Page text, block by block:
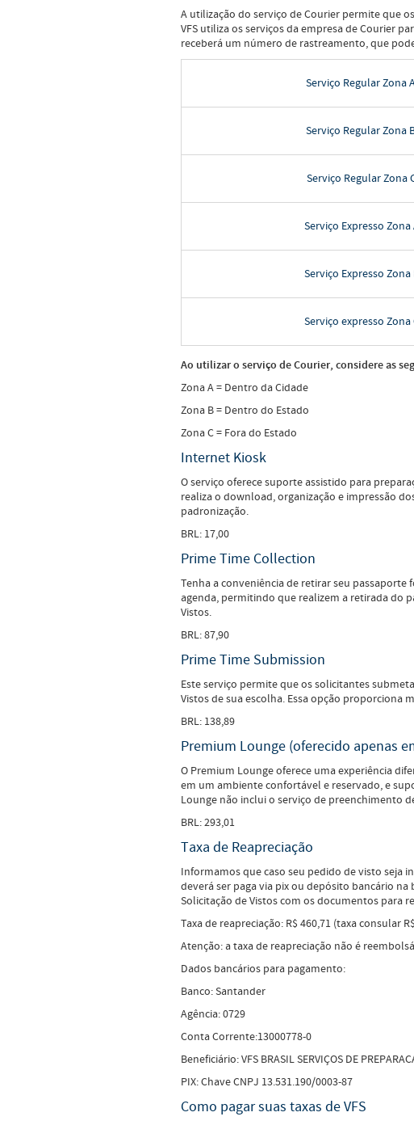
A utilização do serviço de Courier permite que
VFS utiliza os serviços da empresa de Courier
receberá um número de rastreamento, que
Serviço Regular Zona
Serviço Regular Zona
Serviço Regular Zona
Serviço Expresso Zona
Serviço Expresso Zona
Serviço expresso Zona
Ao utilizar o serviço de Courier, considere as
Zona A = Dentro da Cidade
Zona B = Dentro do Estado
Zona C = Fora do Estado
Internet Kiosk
O serviço oferece suporte assistido para
realiza o download, organização e impressão
padronização.
BRL: 17,00
Prime Time Collection
Tenha a conveniência de retirar seu
agenda, permitindo que realizem a retirada do
Vistos.
BRL: 87,90
Prime Time Submission
Este serviço permite que os solicitantes
Vistos de sua escolha. Essa opção proporciona
BRL: 138,89
Premium Lounge (oferecido apenas
O Premium Lounge oferece uma experiência
em um ambiente confortável e reservado, e
Lounge não inclui o serviço de preenchimento
BRL: 293,01
Taxa de Reapreciação
Informamos que caso seu pedido de visto seja
deverá ser paga via pix ou depósito bancário
Solicitação de Vistos com os documentos para
Taxa de reapreciação: R$ 460,71 (taxa consular
Atenção: a taxa de reapreciação não é
Dados bancários para pagamento:
Banco: Santander
Agência: 0729
Conta Corrente:13000778-0
Beneficiário: VFS BRASIL SERVIÇOS DE
PIX: Chave CNPJ 13.531.190/0003-87
Como pagar suas taxas de VFS